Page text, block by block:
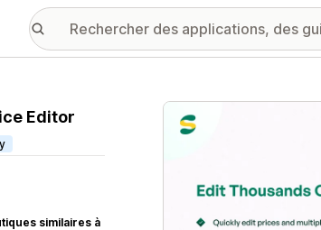
Editor
similaires à
Galerie d’images vedette